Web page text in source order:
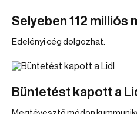
Selyeben 112 milliós
Edelényi cég dolgozhat.
Büntetést kapott a